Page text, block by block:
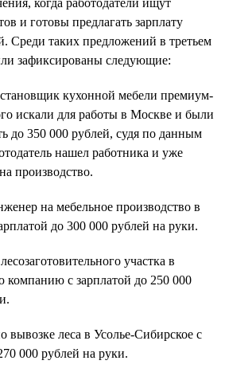
и готовы предлагать зарплату
Среди таких предложений в третьем
зафиксированы следующие:
кухонной мебели премиум-
искали для работы в Москве и были
до 350 000 рублей, судя по данным
нашел работника и уже
производство.
на мебельное производство в
до 300 000 рублей на руки.
участка в
компанию с зарплатой до 250 000
леса в Усолье-Сибирское с
000 рублей на руки.